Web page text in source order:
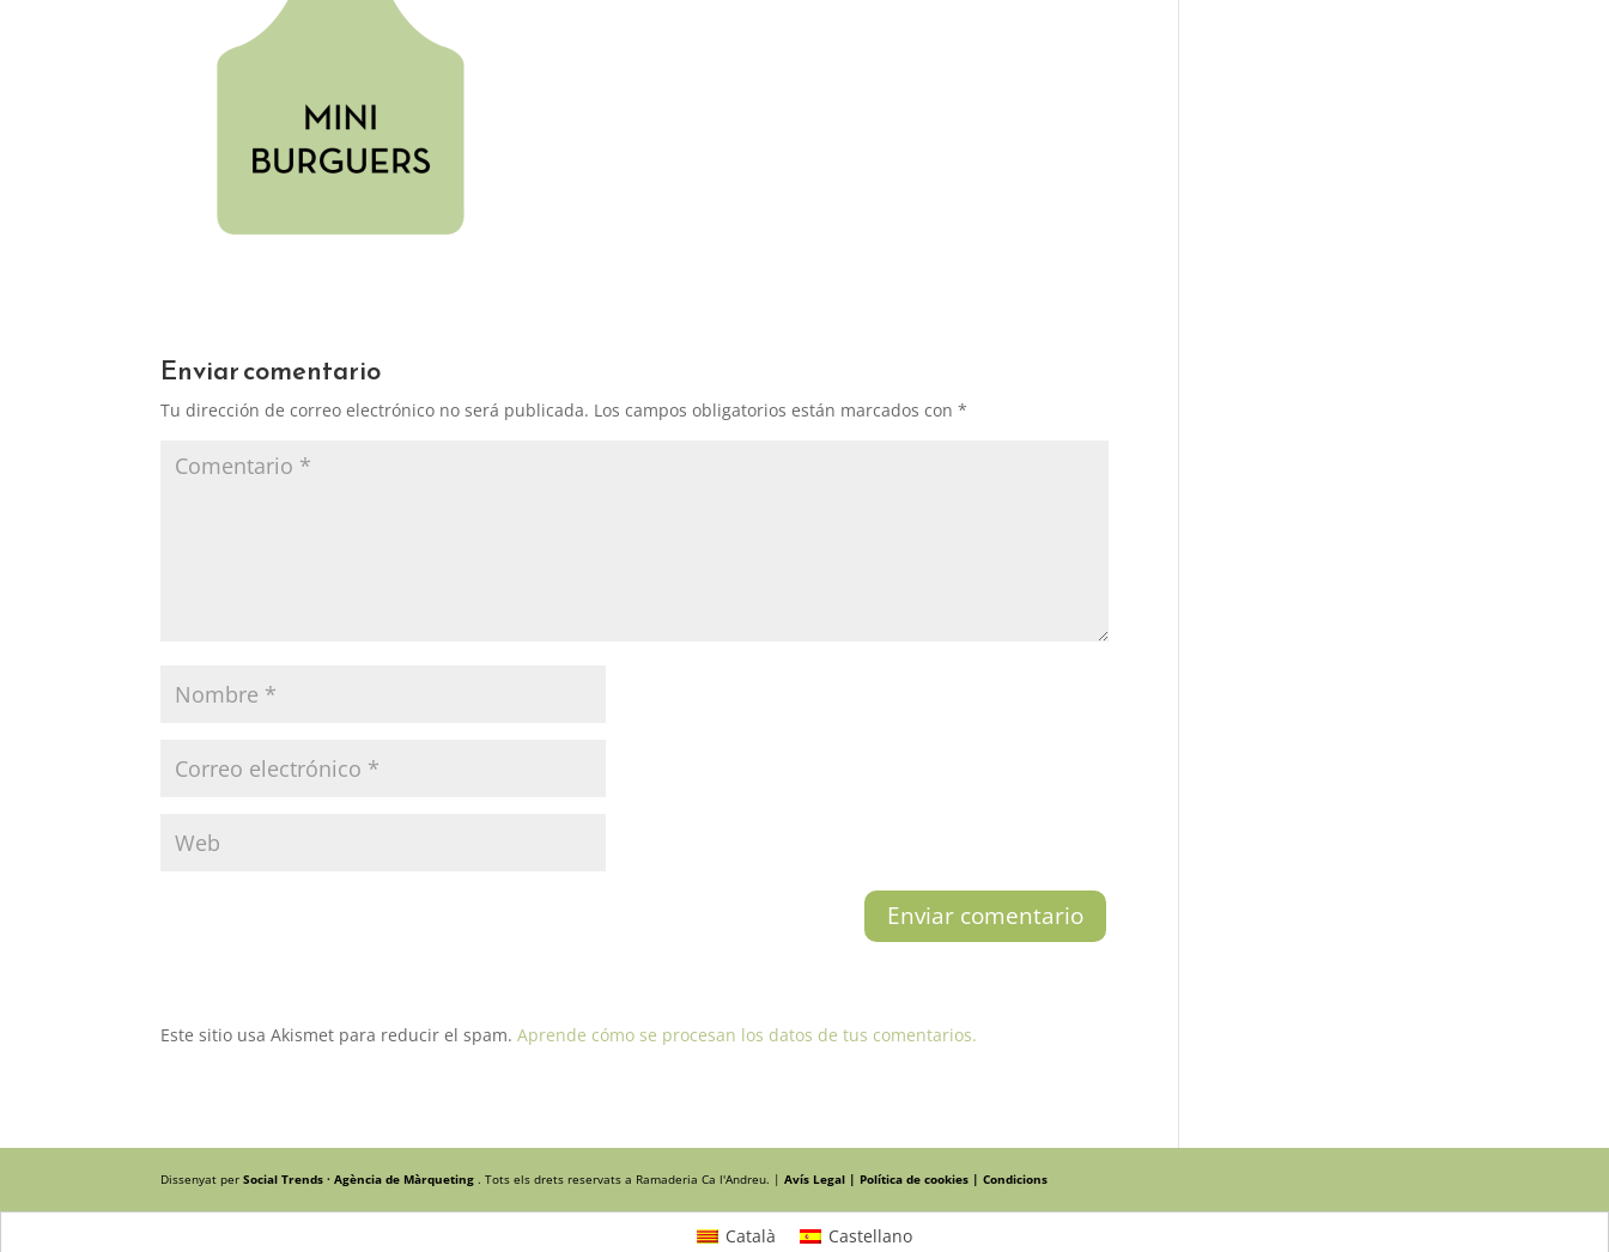
Enviar comentario
Tu dirección de correo electrónico no será publicada. Los campos obligatorios están marcados con*
Este sitio usa Akismet para reducir el spam.Aprende cómo se procesan los datos de tus comentarios.
Dissenyat perSocial Trends · Agència de Màrqueting. Tots els drets reservats a Ramaderia Ca l'Andreu. |Avís Legal | Política de cookies |Condicions
Català Castellano